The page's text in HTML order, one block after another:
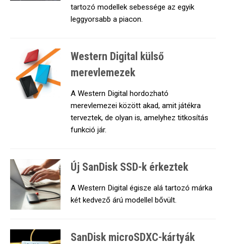
tartozó modellek sebessége az egyik
leggyorsabb a piacon.
Western Digital külső
merevlemezek
A Western Digital hordozható
merevlemezei között akad, amit játékra
terveztek, de olyan is, amelyhez titkosítás
funkció jár.
Új SanDisk SSD-k érkeztek
A Western Digital égisze alá tartozó márka
két kedvező árú modellel bővült.
SanDisk microSDXC-kártyák